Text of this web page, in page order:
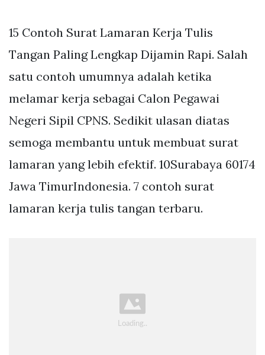
15 Contoh Surat Lamaran Kerja Tulis
Tangan Paling Lengkap Dijamin Rapi. Salah
satu contoh umumnya adalah ketika
melamar kerja sebagai Calon Pegawai
Negeri Sipil CPNS. Sedikit ulasan diatas
semoga membantu untuk membuat surat
lamaran yang lebih efektif. 10Surabaya 60174
Jawa TimurIndonesia. 7 contoh surat
lamaran kerja tulis tangan terbaru.